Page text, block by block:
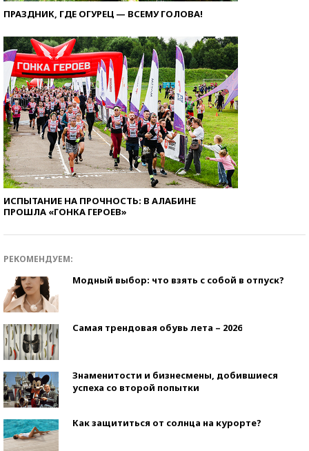
ПРАЗДНИК, ГДЕ ОГУРЕЦ — ВСЕМУ ГОЛОВА!
ИСПЫТАНИЕ НА ПРОЧНОСТЬ: В АЛАБИНЕ
ПРОШЛА «ГОНКА ГЕРОЕВ»
РЕКОМЕНДУЕМ:
Модный выбор: что взять с собой в отпуск?
Самая трендовая обувь лета – 2026
Знаменитости и бизнесмены, добившиеся
успеха со второй попытки
Как защититься от солнца на курорте?